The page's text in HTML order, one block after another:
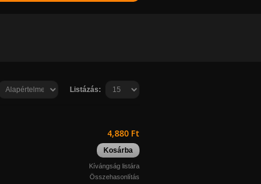
Listázás:
4,880 Ft
Kosárba
Kívángság listára
Összehasonlítás